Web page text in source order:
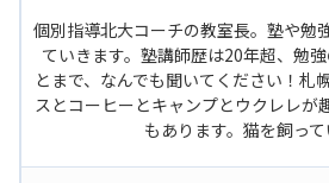
個別指導北大コーチの教室長。塾や勉
ていきます。塾講師歴は20年超、勉
とまで、なんでも聞いてください！札
スとコーヒーとキャンプとウクレレが
もあります。猫を飼って